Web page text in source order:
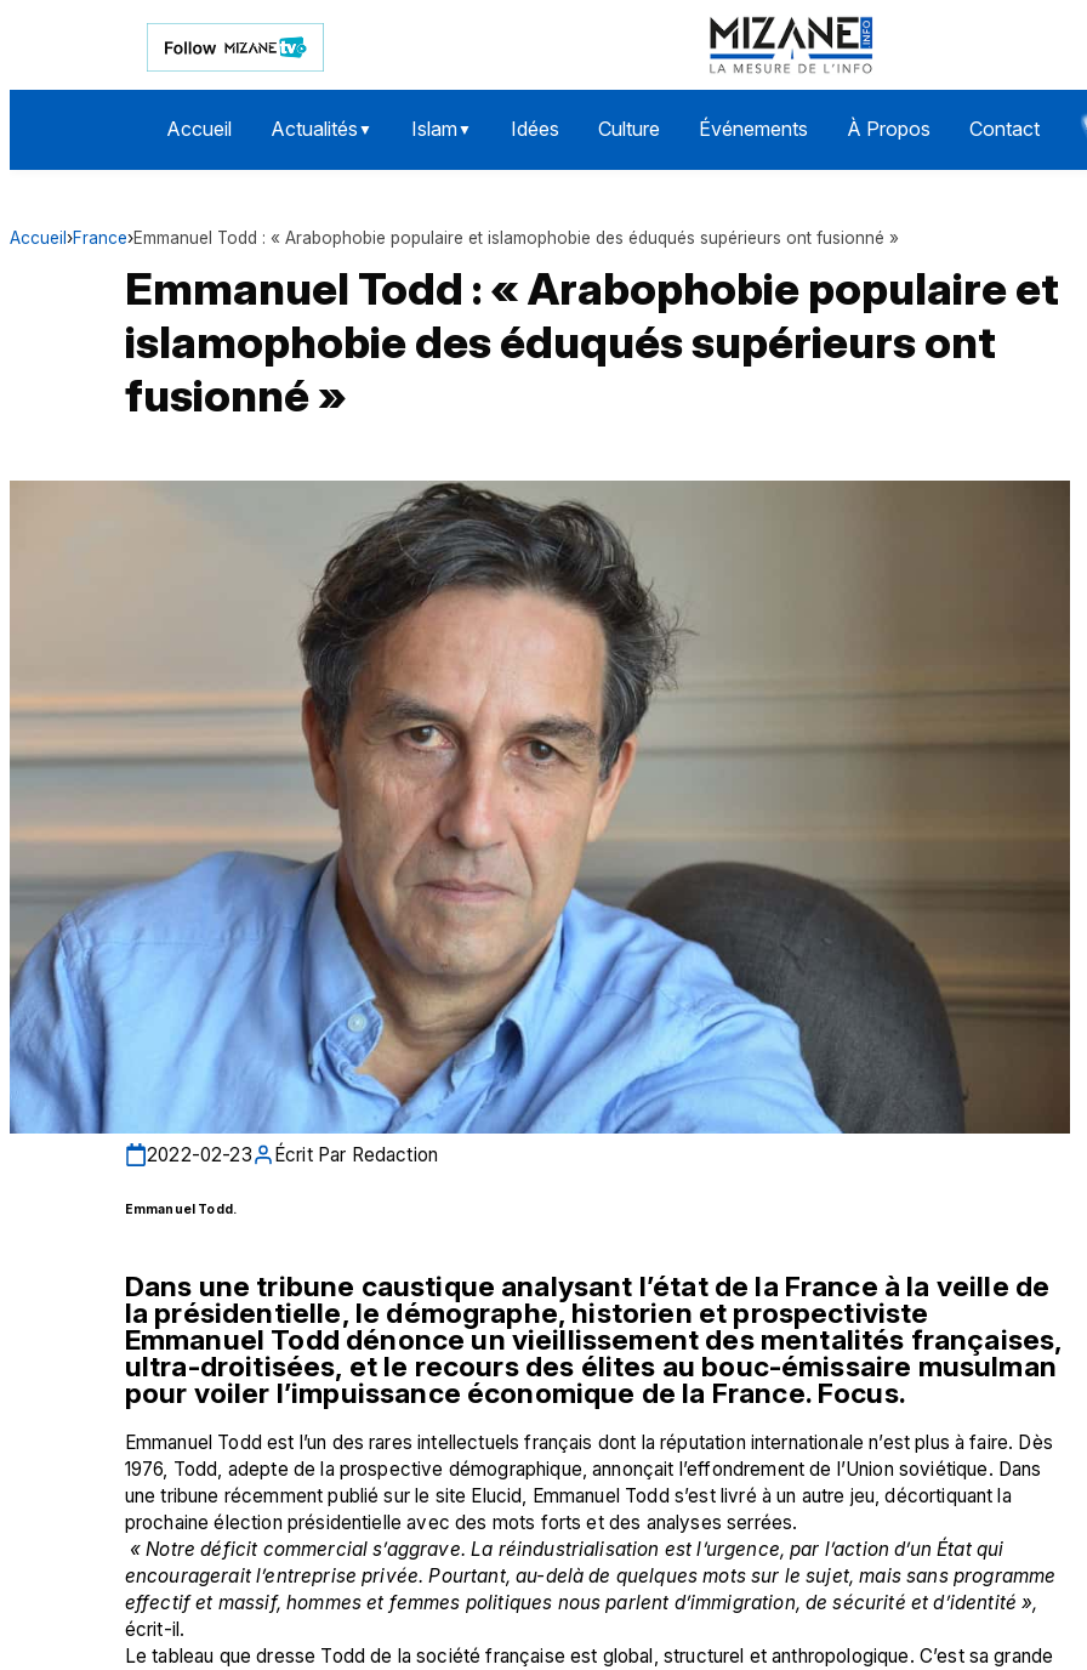
Accueil Actualités ▼ Islam▼ Idées Culture Événements À Propos Contact
Accueil ›France›Emmanuel Todd : « Arabophobie populaire et islamophobie des éduqués supérieurs ont fusionné »
Emmanuel Todd : « Arabophobie populaire et
islamophobie des éduqués supérieurs ont
fusionné »
2022-02-23 Écrit Par Redaction
Emmanuel Todd.
Dans une tribune caustique analysant l’état de la France à la veille de
la présidentielle, le démographe, historien et prospectiviste
Emmanuel Todd dénonce un vieillissement des mentalités françaises,
ultra-droitisées, et le recours des élites au bouc-émissaire musulman
pour voiler l’impuissance économique de la France. Focus.
Emmanuel Todd est l’un des rares intellectuels français dont la réputation internationale n’est plus à faire. Dès
1976, Todd, adepte de la prospective démographique, annonçait l’effondrement de l’Union soviétique. Dans
une tribune récemment publié sur le site Elucid, Emmanuel Todd s’est livré à un autre jeu, décortiquant la
prochaine élection présidentielle avec des mots forts et des analyses serrées.
« Notre déficit commercial s’aggrave. La réindustrialisation est l’urgence, par l’action d’un État qui
encouragerait l’entreprise privée. Pourtant, au-delà de quelques mots sur le sujet, mais sans programme
écrit-il.
Le tableau que dresse Todd de la société française est global, structurel et anthropologique. C’est sa grande